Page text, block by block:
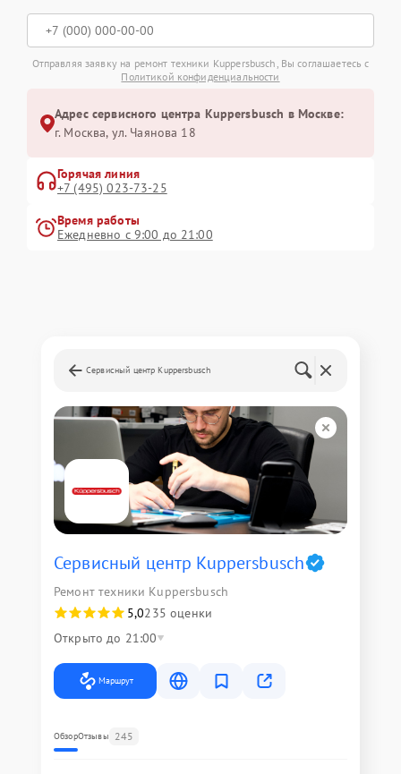
Отправляя заявку на ремонт техники Kuppersbusch, Вы соглашаетесь с
Политикой конфиденциальности
Адрес сервисного центра Kuppersbusch в Москве:
г. Москва, ул. Чаянова 18
Горячая линия
+7 (495) 023-73-25
Время работы
Ежедневно с 9:00 до 21:00
Сервисный центр Kuppersbusch
Сервисный центр Kuppersbusch
Ремонт техники Kuppersbusch
5,0235 оценки
Открыто до 21:00
Маршрут
ОбзорОтзывы 245